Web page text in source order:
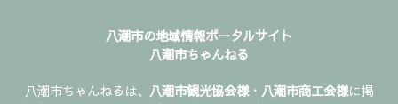
八潮市の地域情報ポータルサイト
八潮市ちゃんねる
八潮市ちゃんねるは、 八潮市観光協会様・ 八潮市商工会様に掲